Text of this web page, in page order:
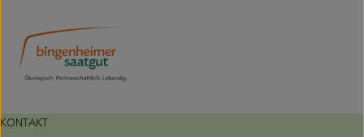
KONTAKT